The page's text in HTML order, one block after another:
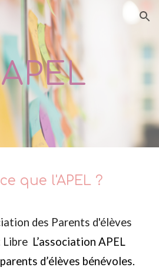
Skip to navigation
que l'APEL ?
des Parents d'élèves
Libre L’associationAPEL
d’élèves bénévoles.